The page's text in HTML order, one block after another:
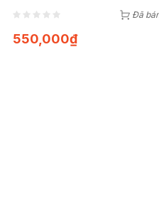
Sinh Lý (Vỉ 3 Viên) Đã
550,000₫